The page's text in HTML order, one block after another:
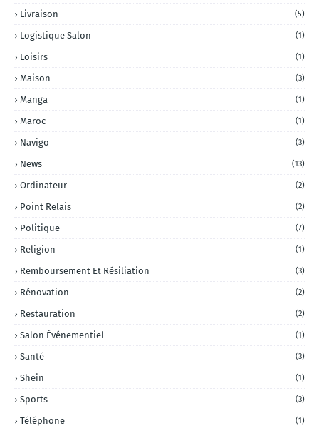
Livraison (5)
Logistique Salon (1)
Loisirs (1)
Maison (3)
Manga (1)
Maroc (1)
Navigo (3)
News (13)
Ordinateur (2)
Point Relais (2)
Politique (7)
Religion (1)
Remboursement Et Résiliation (3)
Rénovation (2)
Restauration (2)
Salon Événementiel (1)
Santé (3)
Shein (1)
Sports (3)
Téléphone (1)